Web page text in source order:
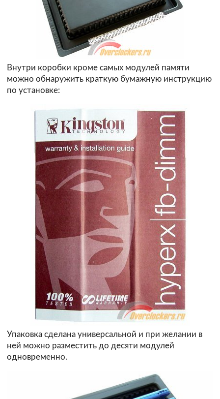
Внутри коробки кроме самых модулей памяти
можно обнаружить краткую бумажную инструкцию
по установке:
Упаковка сделана универсальной и при желании в
ней можно разместить до десяти модулей
одновременно.